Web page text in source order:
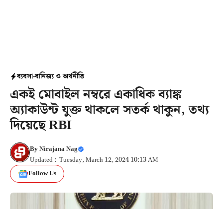
ব্যবসা-বানিজ্য ও অর্থনীতি
একই মোবাইল নম্বরে একাধিক ব্যাঙ্ক
অ্যাকাউন্ট যুক্ত থাকলে সতর্ক থাকুন, তথ্য
দিয়েছে RBI
ByNirajana Nag
Updated : Tuesday, March 12, 2024 10:13 AM
Follow Us